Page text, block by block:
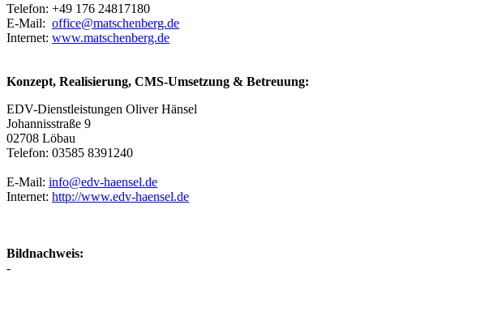
Telefon: +49 176 24817180
E-Mail: office@matschenberg.de
Internet: www.matschenberg.de
Konzept, Realisierung, CMS-Umsetzung & Betreuung:
EDV-Dienstleistungen Oliver Hänsel
Johannisstraße 9
02708 Löbau
Telefon: 03585 8391240
E-Mail: info@edv-haensel.de
Internet: http://www.edv-haensel.de
Bildnachweis:
-